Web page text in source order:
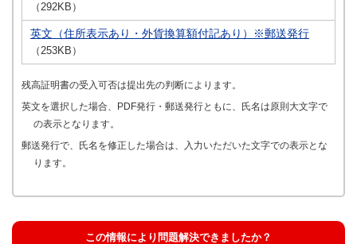
（292KB）
英文（住所表示あり・外貨換算額付記あり）※郵送発行
（253KB）
残高証明書の受入可否は提出先の判断によります。
英文を選択した場合、PDF発行・郵送発行ともに、氏名は原則大文字で
の表示となります。
郵送発行で、氏名を修正した場合は、入力いただいた文字での表示とな
ります。
この情報により問題解決できましたか？